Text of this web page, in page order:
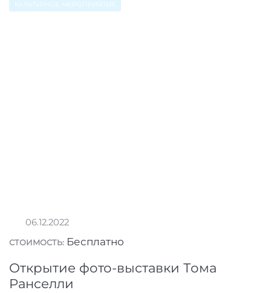
КУЛЬТУРНОЕ МЕРОПРИЯТИЕ
06.12.2022
СТОИМОСТЬ: Бесплатно
Открытие фото-выставки Тома
Ранселли